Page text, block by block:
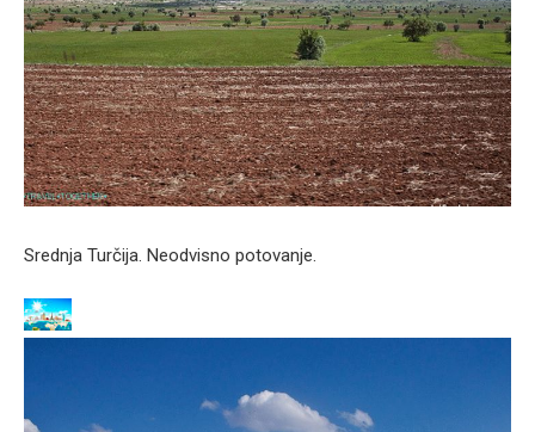
Srednja Turčija. Neodvisno potovanje.